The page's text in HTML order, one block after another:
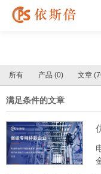
所有 产品 (0) 文章
满足条件的文章